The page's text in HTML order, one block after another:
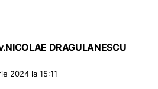
DRAGULANESCU
2024 la 15:11